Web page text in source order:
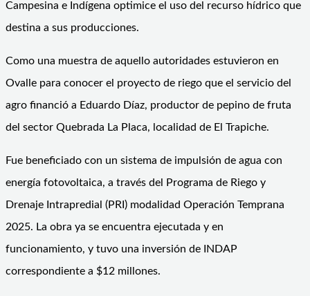
Campesina e Indígena optimice el uso del recurso hídrico que
destina a sus producciones.
Como una muestra de aquello autoridades estuvieron en
Ovalle para conocer el proyecto de riego que el servicio del
agro financió a Eduardo Díaz, productor de pepino de fruta
del sector Quebrada La Placa, localidad de El Trapiche.
Fue beneficiado con un sistema de impulsión de agua con
energía fotovoltaica, a través del Programa de Riego y
Drenaje Intrapredial (PRI) modalidad Operación Temprana
2025. La obra ya se encuentra ejecutada y en
funcionamiento, y tuvo una inversión de INDAP
correspondiente a $12 millones.